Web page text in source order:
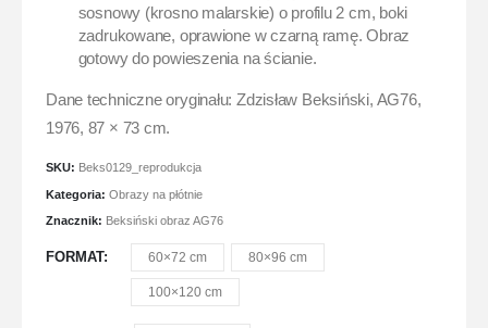
sosnowy (krosno malarskie) o profilu 2 cm, boki
zadrukowane, oprawione w czarną ramę. Obraz
gotowy do powieszenia na ścianie.
Dane techniczne oryginału: Zdzisław Beksiński, AG76,
1976, 87 × 73 cm.
SKU: Beks0129_reprodukcja
Kategoria: Obrazy na płótnie
Znacznik: Beksiński obraz AG76
FORMAT 60×72 cm 80×96 cm
100×120 cm